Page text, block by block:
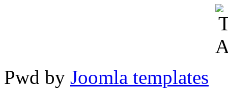
Pwd by Joomla templates